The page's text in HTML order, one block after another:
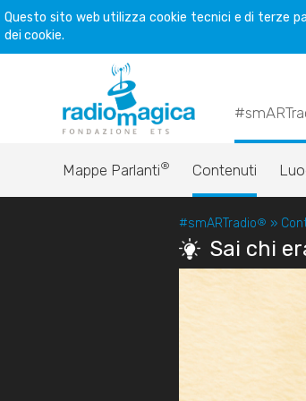
Questo sito web utilizza cookie tecnici e di terze
dei cookie.
Mappe Parlanti® Contenuti
#smARTradio® »
Sai chi